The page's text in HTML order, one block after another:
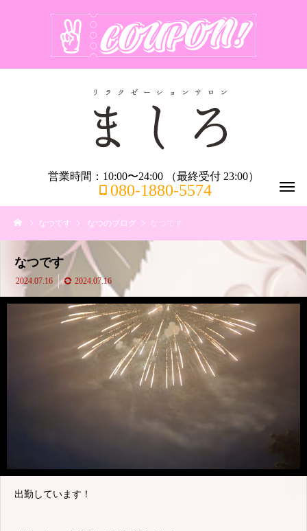
営業時間：10:00〜24:00 （最終受付 23:00）
080-1880-5574
なつです なつのブログ なつです
なつです
2024.07.16 2024.07.16
出勤しています！